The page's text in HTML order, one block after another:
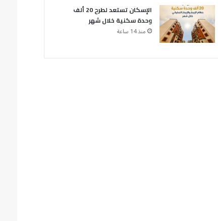
الإسكان تستعد لطرح 20 ألف
وحدة سكنية خلال شهر
منذ 14 ساعة